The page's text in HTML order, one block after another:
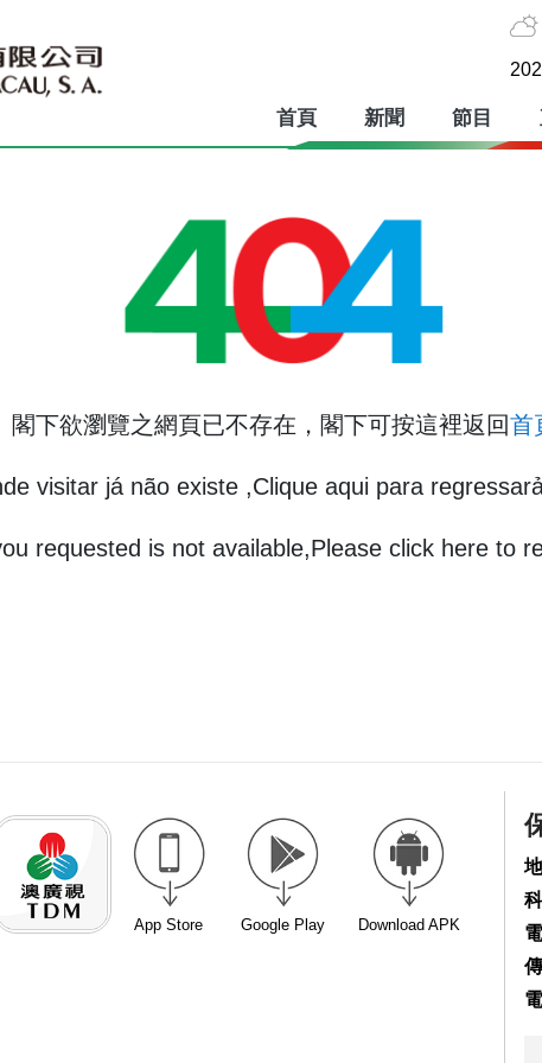
首頁 新聞 節目
閣下欲瀏覽之網頁已不存在，閣下可按這裡返回首
visitar já não existe ,Clique aqui para
requested is not available,Please click here to
App Store Google Play Download APK
科